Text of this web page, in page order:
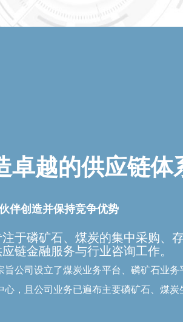
卓越的供应链体
伴创造并保持竞争优势
于磷矿石、煤炭的集中采购、
链金融服务与行业咨询工作。
旨公司设立了煤炭业务平台、磷矿石业
心，且公司业务已遍布主要磷矿石、煤炭